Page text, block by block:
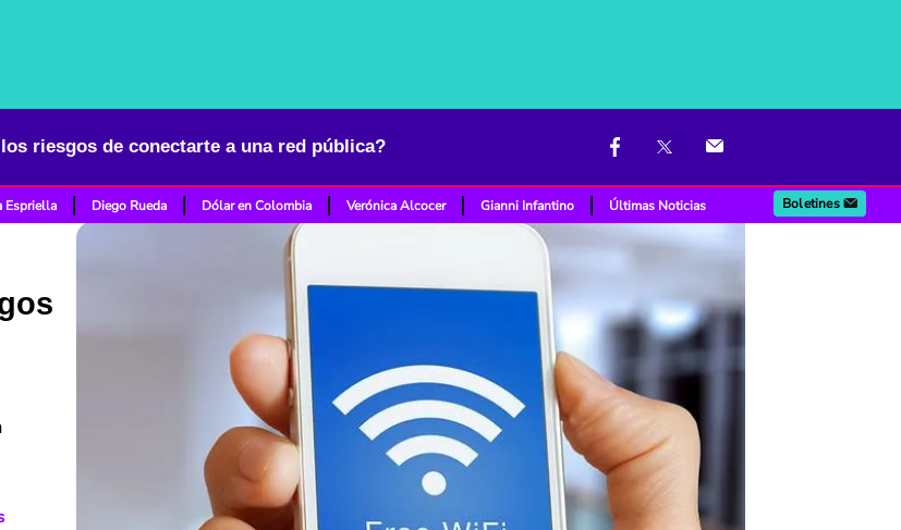
riesgos de conectarte a una red pública?
Espriella Diego Rueda Dólar en Colombia Verónica Alcocer Gianni Infantino Últimas Noticias Boletines